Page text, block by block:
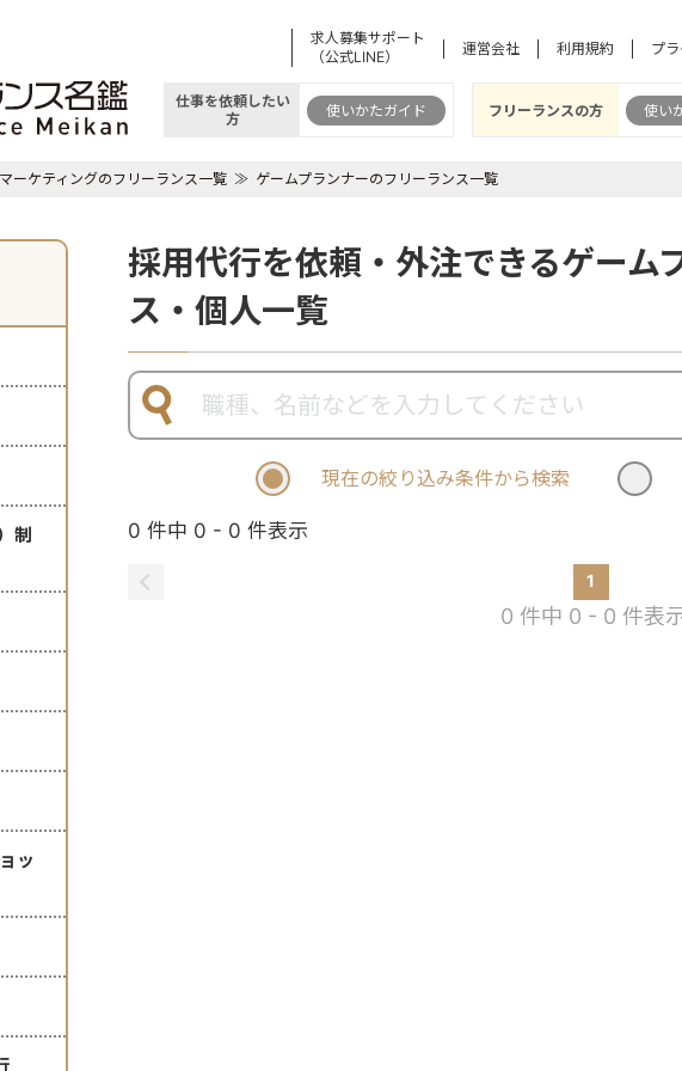
求人募集サポート
（公式LINE）
運営会社 利用規約 プ
仕事を依頼したい
方
使いかたガイド フリーランスの方 使い
マーケティングのフリーランス一覧 ゲームプランナーのフリーランス一覧
制
ッ
採用代行を依頼・外注できるゲーム
ス・個人一覧
現在の絞り込み条件から検索
0 件中 0 - 0 件表示
1
0 件中 0 - 0 件表